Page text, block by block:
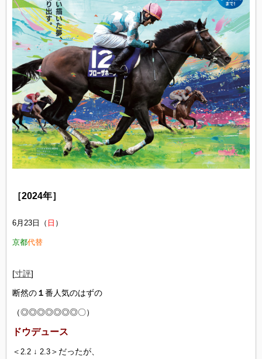
［2024年］
6月23日（ 日 ）
京都代替
[寸評]
断然の１番人気のはずの
（◎◎◎◎◎◎◎〇）
ドウデュース
＜ 2.2 ↓ 2.3 ＞だったが、